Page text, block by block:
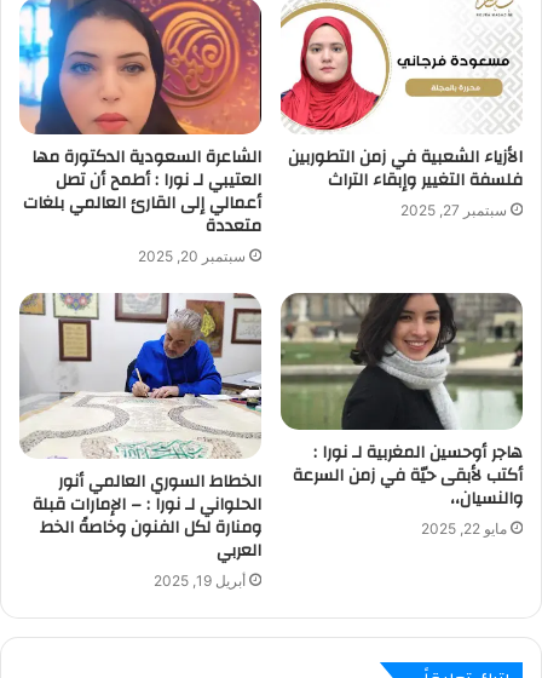
الأزياء الشعبية في زمن التطوربين
فلسفة التغيير وإبقاء التراث
سبتمبر 27, 2025
الشاعرة السعودية الدكتورة مها
العتيبي لـ نورا : أطمح أن تصل
أعمالي إلى القارئ العالمي بلغات
متعددة
سبتمبر 20, 2025
هاجر أوحسين المغربية لـ نورا :
أكتب لأبقى حيّة في زمن السرعة
والنسيان،،
مايو 22, 2025
الخطاط السوري العالمي أنور
الحلواني لـ نورا : – الإمارات قبلة
ومنارة لكل الفنون وخاصةً الخط
العربي
أبريل 19, 2025